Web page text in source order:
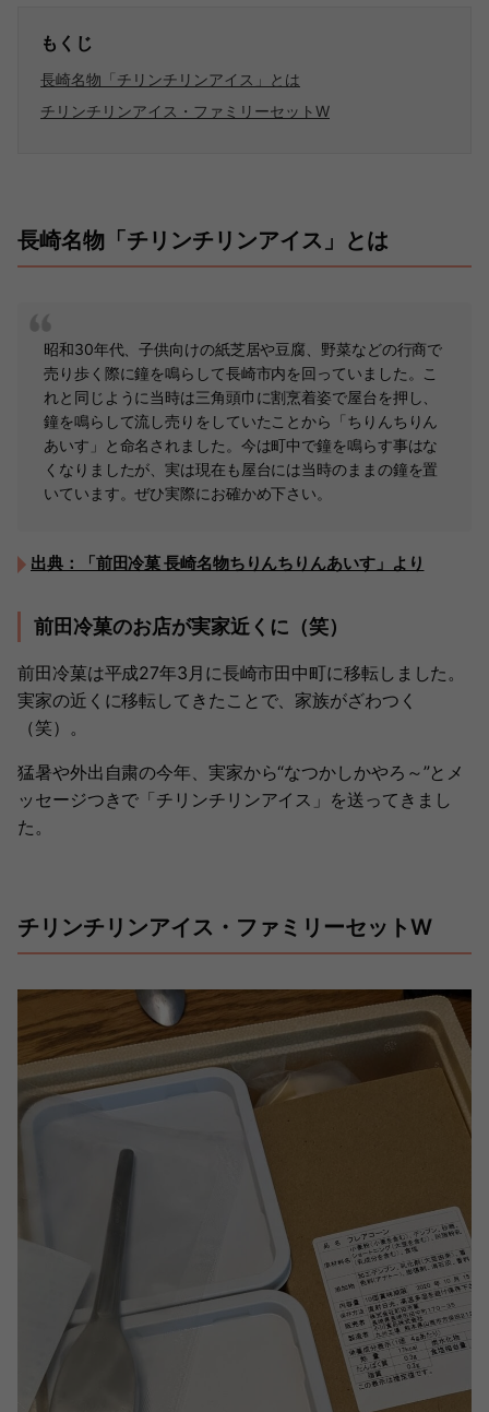
もくじ
長崎名物「チリンチリンアイス」とは
チリンチリンアイス・ファミリーセットW
長崎名物「チリンチリンアイス」とは
昭和30年代、子供向けの紙芝居や豆腐、野菜などの行商で
売り歩く際に鐘を鳴らして長崎市内を回っていました。こ
れと同じように当時は三角頭巾に割烹着姿で屋台を押し、
鐘を鳴らして流し売りをしていたことから「ちりんちりん
あいす」と命名されました。今は町中で鐘を鳴らす事はな
くなりましたが、実は現在も屋台には当時のままの鐘を置
いています。ぜひ実際にお確かめ下さい。
出典：「前田冷菓 長崎名物ちりんちりんあいす」より
前田冷菓のお店が実家近くに（笑）
前田冷菓は平成27年3月に長崎市田中町に移転しました。
実家の近くに移転してきたことで、家族がざわつく
（笑）。
猛暑や外出自粛の今年、実家から“なつかしかやろ～”とメ
ッセージつきで「チリンチリンアイス」を送ってきまし
た。
チリンチリンアイス・ファミリーセットW